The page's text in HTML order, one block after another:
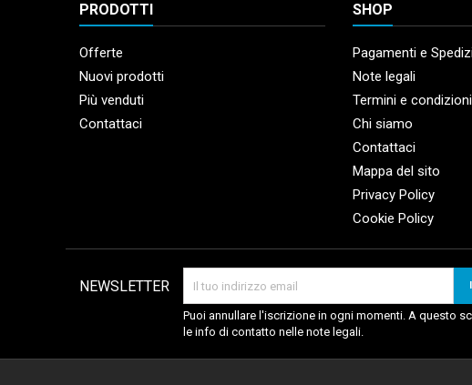
PRODOTTI
Offerte
Nuovi prodotti
Più venduti
Contattaci
SHOP
Pagamenti e
Note legali
Termini e
Chi siamo
Contattaci
Mappa del sito
Privacy Policy
Cookie Policy
NEWSLETTER
Puoi annullare l'iscrizione in ogni momenti. A questo
le info di contatto nelle note legali.